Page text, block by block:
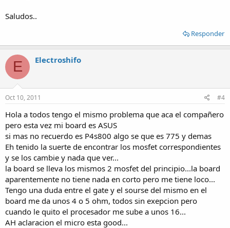
Saludos..
Responder
E Electroshifo
Oct 10, 2011 #4
Hola a todos tengo el mismo problema que aca el compañero
pero esta vez mi board es ASUS
si mas no recuerdo es P4s800 algo se que es 775 y demas
Eh tenido la suerte de encontrar los mosfet correspondientes
y se los cambie y nada que ver...
la board se lleva los mismos 2 mosfet del principio...la board
aparentemente no tiene nada en corto pero me tiene loco...
Tengo una duda entre el gate y el sourse del mismo en el
board me da unos 4 o 5 ohm, todos sin exepcion pero
cuando le quito el procesador me sube a unos 16...
AH aclaracion el micro esta good...